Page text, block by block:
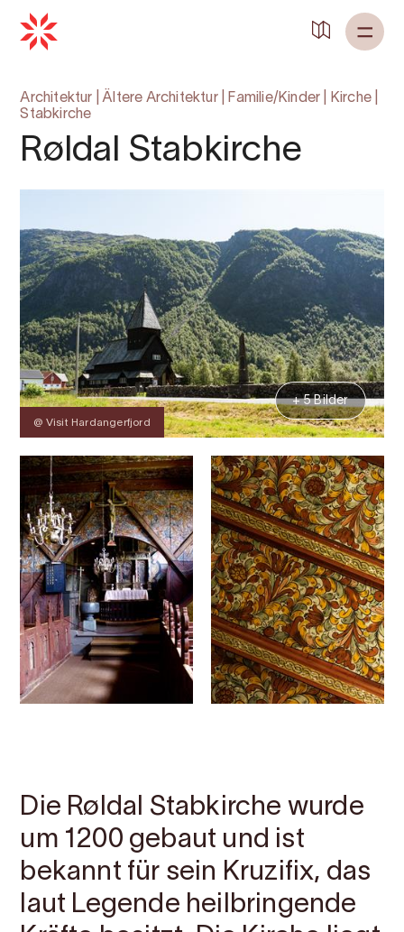
Architektur |Ältere Architektur| Familie/Kinder Kirche
Stabkirche
Røldal Stabkirche
@ Visit Hardangerfjord
+ 5 Bilder
Die Røldal Stabkirche wurde
um 1200 gebaut und ist
bekannt für sein Kruzifix, das
laut Legende heilbringende